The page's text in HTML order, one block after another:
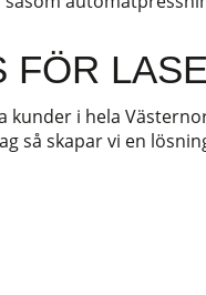
FÖR
kunder i hela
så skapar vi en